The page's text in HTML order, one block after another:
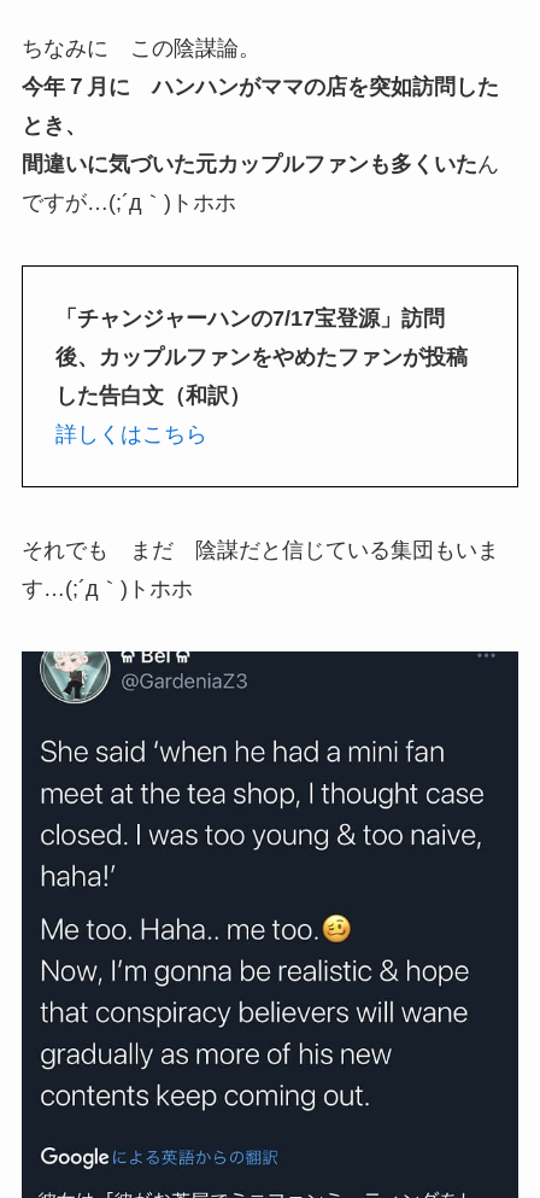
ちなみに この陰謀論。
今年７月に ハンハンがママの店を突如訪問した
とき、
間違いに気づいた元カップルファンも多くいたん
ですが…(;´д｀)トホホ
「チャンジャーハンの7/17宝登源」訪問
後、カップルファンをやめたファンが投稿
した告白文（和訳）
詳しくはこちら
それでも まだ 陰謀だと信じている集団もいま
す…(;´д｀)トホホ